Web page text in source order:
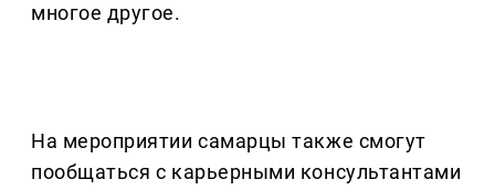
многое другое.
На мероприятии самарцы также смогут
пообщаться с карьерными консультантами